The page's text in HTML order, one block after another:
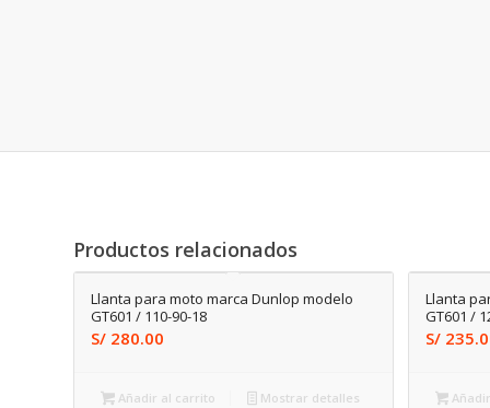
Productos relacionados
Llanta para moto marca Dunlop modelo
GT601 / 110-90-18
S/ 280.00
Añadir al carrito Mostrar detalles
Llanta
GT601 /
S/